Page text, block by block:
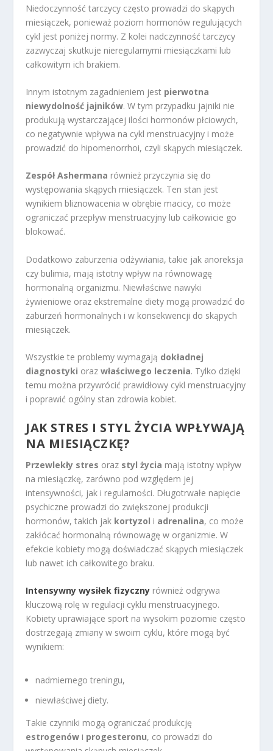
Niedoczynność tarczycy często prowadzi do skąpych
miesiączek, ponieważ poziom hormonów regulujących
cykl jest poniżej normy. Z kolei nadczynność tarczycy
zazwyczaj skutkuje nieregularnymi miesiączkami lub
całkowitym ich brakiem.
Innym istotnym zagadnieniem jest pierwotna
niewydolność jajników. W tym przypadku jajniki nie
produkują wystarczającej ilości hormonów płciowych,
co negatywnie wpływa na cykl menstruacyjny i może
prowadzić do hipomenorrhoi, czyli skąpych miesiączek.
Zespół Ashermana również przyczynia się do
występowania skąpych miesiączek. Ten stan jest
wynikiem bliznowacenia w obrębie macicy, co może
ograniczać przepływ menstruacyjny lub całkowicie go
blokować.
Dodatkowo zaburzenia odżywiania, takie jak anoreksja
czy bulimia, mają istotny wpływ na równowagę
hormonalną organizmu. Niewłaściwe nawyki
żywieniowe oraz ekstremalne diety mogą prowadzić do
zaburzeń hormonalnych i w konsekwencji do skąpych
miesiączek.
Wszystkie te problemy wymagają dokładnej
diagnostyki orazwłaściwego leczenia. Tylko dzięki
temu można przywrócić prawidłowy cykl menstruacyjny
i poprawić ogólny stan zdrowia kobiet.
JAK STRES I STYL ŻYCIA WPŁYWAJĄ
NA MIESIĄCZKĘ?
Przewlekły stres oraz styl życia mają istotny wpływ
na miesiączkę, zarówno pod względem jej
intensywności, jak i regularności. Długotrwałe napięcie
psychiczne prowadzi do zwiększonej produkcji
hormonów, takich jak kortyzol i adrenalina, co może
zakłócać hormonalną równowagę w organizmie. W
efekcie kobiety mogą doświadczać skąpych miesiączek
lub nawet ich całkowitego braku.
Intensywny wysiłek fizyczny również odgrywa
kluczową rolę w regulacji cyklu menstruacyjnego.
Kobiety uprawiające sport na wysokim poziomie często
dostrzegają zmiany w swoim cyklu, które mogą być
wynikiem:
nadmiernego treningu,
niewłaściwej diety.
Takie czynniki mogą ograniczać produkcję
estrogenów i progesteronu, co prowadzi do